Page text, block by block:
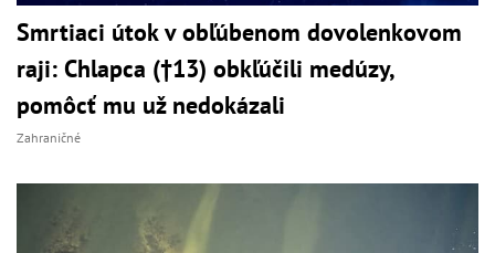
Smrtiaci útok v obľúbenom dovolenkovom
raji: Chlapca (†13) obkľúčili medúzy,
pomôcť mu už nedokázali
Zahraničné